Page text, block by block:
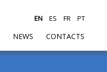
NEWS CONTACTS
EN ES FR PT